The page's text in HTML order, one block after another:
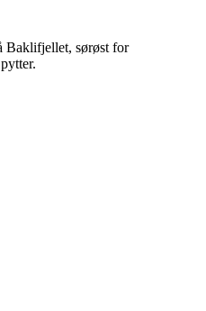
Baklifjellet, sørøst for